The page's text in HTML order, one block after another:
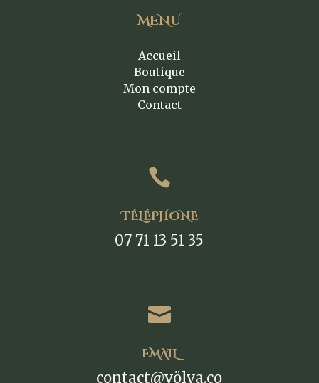
MENU
Accueil
Boutique
Mon compte
Contact

TÉLÉPHONE
07 71 13 51 35

EMAIL
contact@völva.co